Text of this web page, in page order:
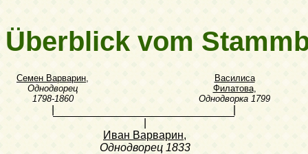
Überblick vom
Семен Варварин
Однодворец
1798-1860
Василиса
Филатова,
Однодворка 1799
Иван Варварин,
Однодворец 1833